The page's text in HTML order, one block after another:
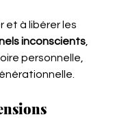
et à libérer les
inconscients
personnelle,